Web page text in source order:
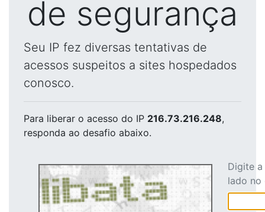
de segurança
Seu IP fez diversas tentativas de
acessos suspeitos a sites hospedados
conosco.
Para liberar o acesso do IP 216.73.216.248,
responda ao desafio abaixo.
Digite
lado no